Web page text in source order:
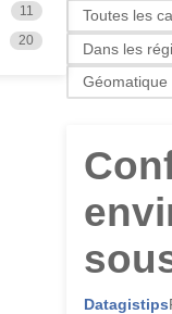
11
20
Toutes les
Dans les
Géomatique
Datagistips